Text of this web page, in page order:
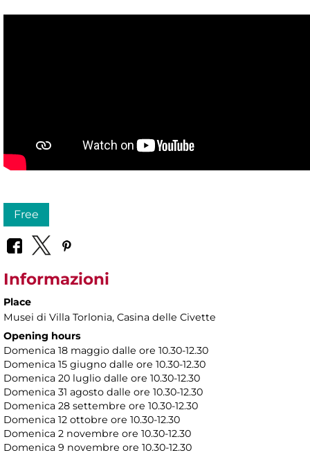
Free
Informazioni
Place
Musei di Villa Torlonia, Casina delle Civette
Opening hours
Domenica 18 maggio dalle ore 10.30-12.30
Domenica 15 giugno dalle ore 10.30-12.30
Domenica 20 luglio dalle ore 10.30-12.30
Domenica 31 agosto dalle ore 10.30-12.30
Domenica 28 settembre ore 10.30-12.30
Domenica 12 ottobre ore 10.30-12.30
Domenica 2 novembre ore 10.30-12.30
Domenica 9 novembre ore 10.30-12.30